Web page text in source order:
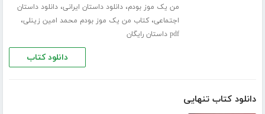
من یک موز بودم،دانلود داستان ایرانی،دانلود داستان
اجتماعی،کتاب من یک موز بودم محمد امین زینلی،
pdf داستان رایگان
دانلود کتاب
دانلود کتاب تنهایی